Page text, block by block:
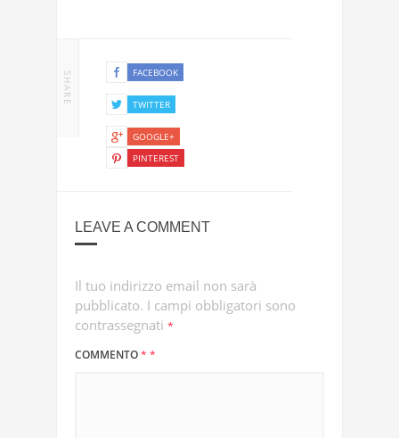
SHARE FACEBOOK
TWITTER
GOOGLE+
PINTEREST
LEAVE A COMMENT
Il tuo indirizzo email non sarà
pubblicato. I campi obbligatori sono
contrassegnati *
COMMENTO* *